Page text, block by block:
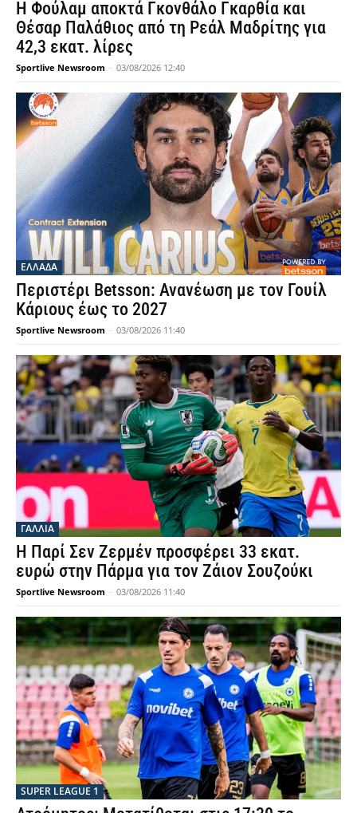
Η Φούλαμ αποκτά Γκονθάλο Γκαρθία και
Θέσαρ Παλάθιος από τη Ρεάλ Μαδρίτης για
42,3 εκατ. λίρες
Sportlive Newsroom - 03/08/2026 12:40
ΕΛΛΑΔΑ
Περιστέρι Betsson: Ανανέωση με τον Γουίλ
Κάριους έως το 2027
Sportlive Newsroom - 03/08/2026 11:40
ΓΑΛΛΙΑ
Η Παρί Σεν Ζερμέν προσφέρει 33 εκατ.
ευρώ στην Πάρμα για τον Ζάιον Σουζούκι
Sportlive Newsroom - 03/08/2026 11:40
SUPER LEAGUE 1